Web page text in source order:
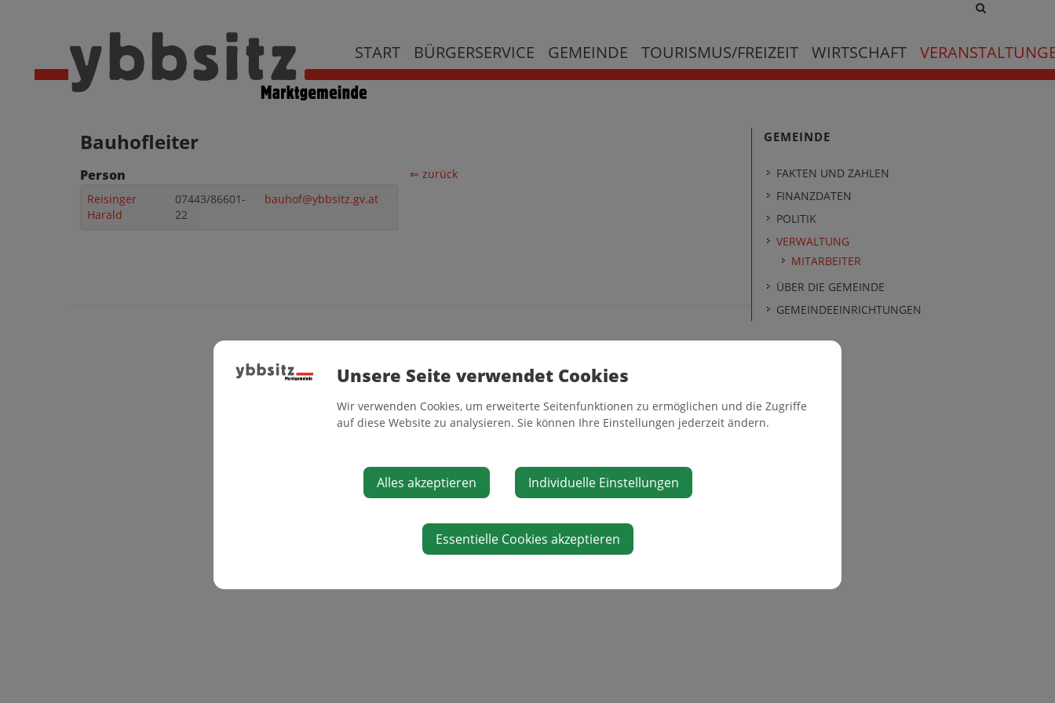
START BÜRGERSERVICE GEMEINDE TOURISMUS/FREIZEIT WIRTSCHAFT
Site
Bauhofleiter
Person
Reisinger
Harald
07443/86601-
22
bauhof@ybbsitz.gv.at
⇐ zurück
GEMEINDE
FAKTEN UND ZAHLEN
FINANZDATEN
POLITIK
VERWALTUNG
MITARBEITER
ÜBER DIE GEMEINDE
GEMEINDEEINRICHTUNGEN
Unsere Seite verwendet Cookies
Wir verwenden Cookies, um erweiterte Seitenfunktionen zu ermöglichen und die Zugriffe
auf diese Website zu analysieren. Sie können Ihre Einstellungen jederzeit ändern.
Alles akzeptieren Individuelle Einstellungen
Essentielle Cookies akzeptieren